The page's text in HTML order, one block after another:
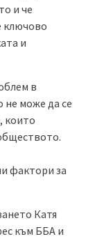
и че
ключово
и
в
не може да се
които
фактори за
Катя
към ББА и